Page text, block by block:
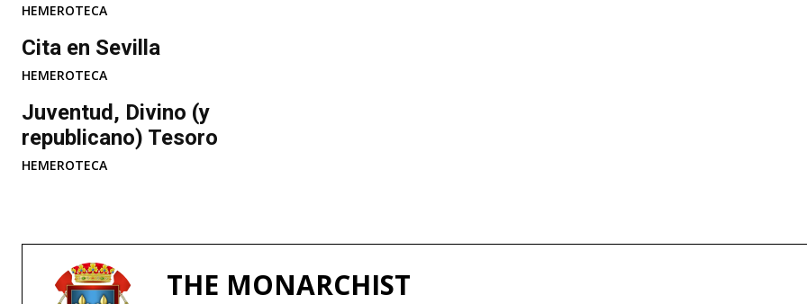
HEMEROTECA
Cita en Sevilla
HEMEROTECA
Juventud, Divino (y
republicano) Tesoro
HEMEROTECA
THE MONARCHIST